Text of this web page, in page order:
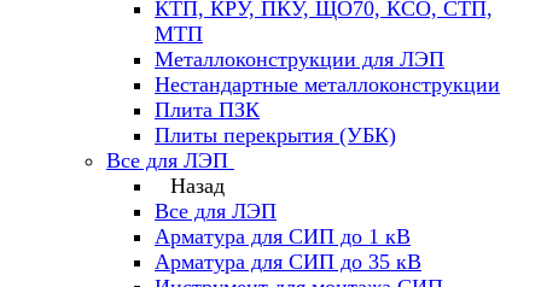
КТП, КРУ, ПКУ, ЩО70, КСО, СТП,
МТП
Металлоконструкции для ЛЭП
Нестандартные металлоконструкции
Плита ПЗК
Плиты перекрытия (УБК)
Все для ЛЭП
Назад
Все для ЛЭП
Арматура для СИП до 1 кВ
Арматура для СИП до 35 кВ